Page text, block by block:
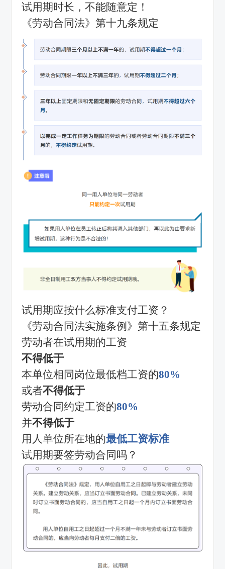
试用期时长，不能随意定！
《劳动合同法》第十九条规定
试用期应按什么标准支付工资？
《劳动合同法实施条例》第十五条规定
劳动者在试用期的工资
不得低于
本单位相同岗位最低档工资的80%
或者不得低于
劳动合同约定工资的80%
并不得低于
用人单位所在地的最低工资标准
试用期要签劳动合同吗？